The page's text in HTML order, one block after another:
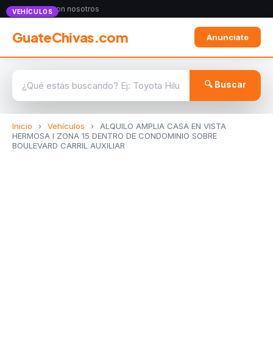
Anunciate con nosotros
GuateChivas.com Anunciate
🔍 Buscar
Inicio › Vehículos ›
ALQUILO AMPLIA CASA EN VISTA
HERMOSA I ZONA 15 DENTRO DE CONDOMINIO SOBRE
BOULEVARD CARRIL AUXILIAR
VEHÍCULOS